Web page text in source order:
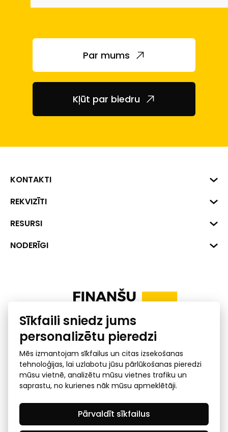
Par mums
Kļūt par biedru
KONTAKTI
Biznesa centrs "VERDE" Roberta
1045
+371 287 18175
REKVIZĪTI
Reģ. Nr. 40008002175
Banka: SEB Banka
RESURSI
Dati
Uzņēmumu kredītspējas kalkulators
NODERĪGI
Ombuds
pieprasījums
© 2026 Latvijas Finanšu nozares asociācija - visas tiesības
Sīkfaili sniedz jums
personalizētu pieredzi
Mēs izmantojam sīkfailus un citas izsekošanas
tehnoloģijas, lai uzlabotu jūsu pārlūkošanas pieredzi
mūsu vietnē, analizētu mūsu vietnes trafiku un
saprastu, no kurienes nāk mūsu apmeklētāji.
Pārvaldīt sīkfailus